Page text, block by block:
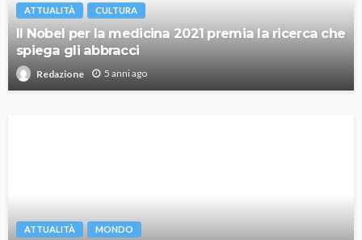
ATTUALITÀ CULTURA
Il Nobel per la medicina 2021 premia la ricerca che
spiega gli abbracci
Redazione 5 anni ago
ATTUALITÀ MONDO